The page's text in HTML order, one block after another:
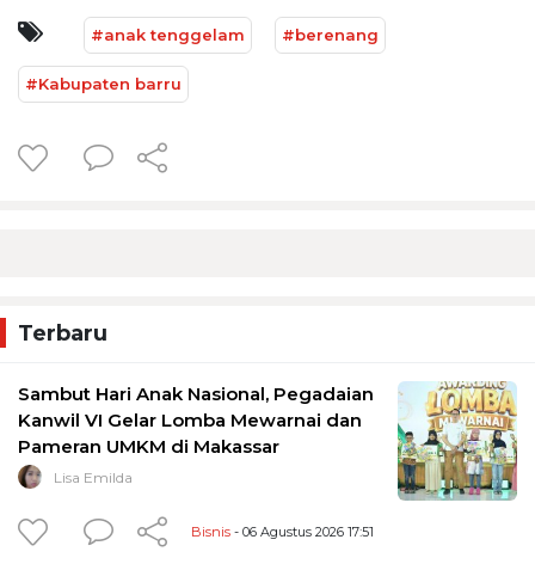
#anak tenggelam #berenang
#Kabupaten barru
Terbaru
Sambut Hari Anak Nasional, Pegadaian
Kanwil VI Gelar Lomba Mewarnai dan
Pameran UMKM di Makassar
Lisa Emilda
Bisnis - 06 Agustus 2026 17:51